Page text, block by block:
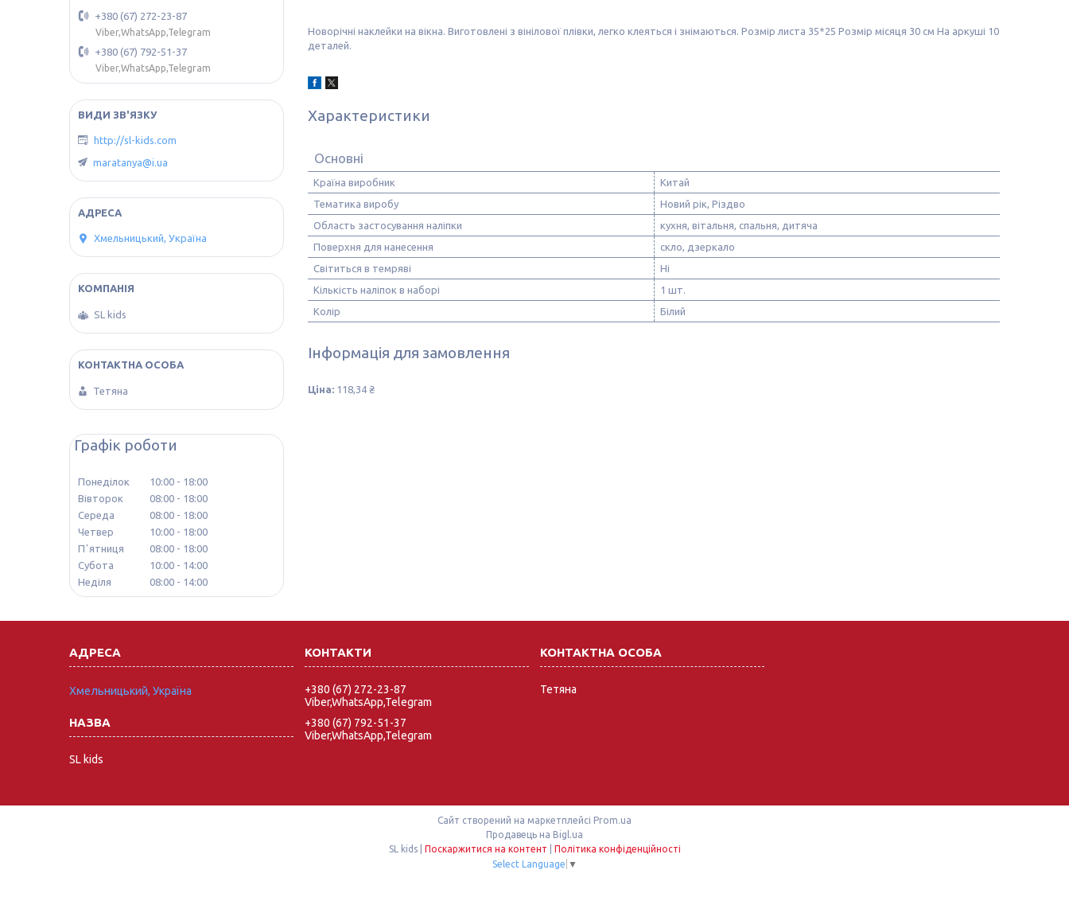
Новорічні наклейки на вікна. Виготовлені з вінілової плівки, легко клеяться і знімаються. Розмір листа 35*25 Розмір місяця 30 см На аркуші 10
деталей.
Характеристики
Основні
Країна виробник
Китай
Тематика виробу
Новий рік, Різдво
Область застосування наліпки
кухня, вітальня, спальня, дитяча
Поверхня для нанесення
скло, дзеркало
Світиться в темряві
Ні
Кількість наліпок в наборі
1 шт.
Колір
Білий
Інформація для замовлення
Ціна: 118,34 ₴
+380 (67) 272-23-87
Viber,WhatsApp,Telegram
+380 (67) 792-51-37
Viber,WhatsApp,Telegram
http://sl-kids.com
maratanya@i.ua
Хмельницький, Україна
SL kids
Тетяна
Графік роботи
Понеділок 10:00
18:00
Вівторок
08:00
18:00
Середа
08:00
18:00
Четвер
10:00
18:00
Пʼятниця
08:00
18:00
Субота
10:00
14:00
Неділя
08:00 14:00
Хмельницький, Україна
SL kids
+380 (67) 272-23-87
Viber,WhatsApp,Telegram
+380 (67) 792-51-37
Viber,WhatsApp,Telegram
Тетяна
Сайт створений на маркетплейсі Prom.ua
Продавець на Bigl.ua
Поскаржитися на контент
Політика конфіденційності
Select Language ▼